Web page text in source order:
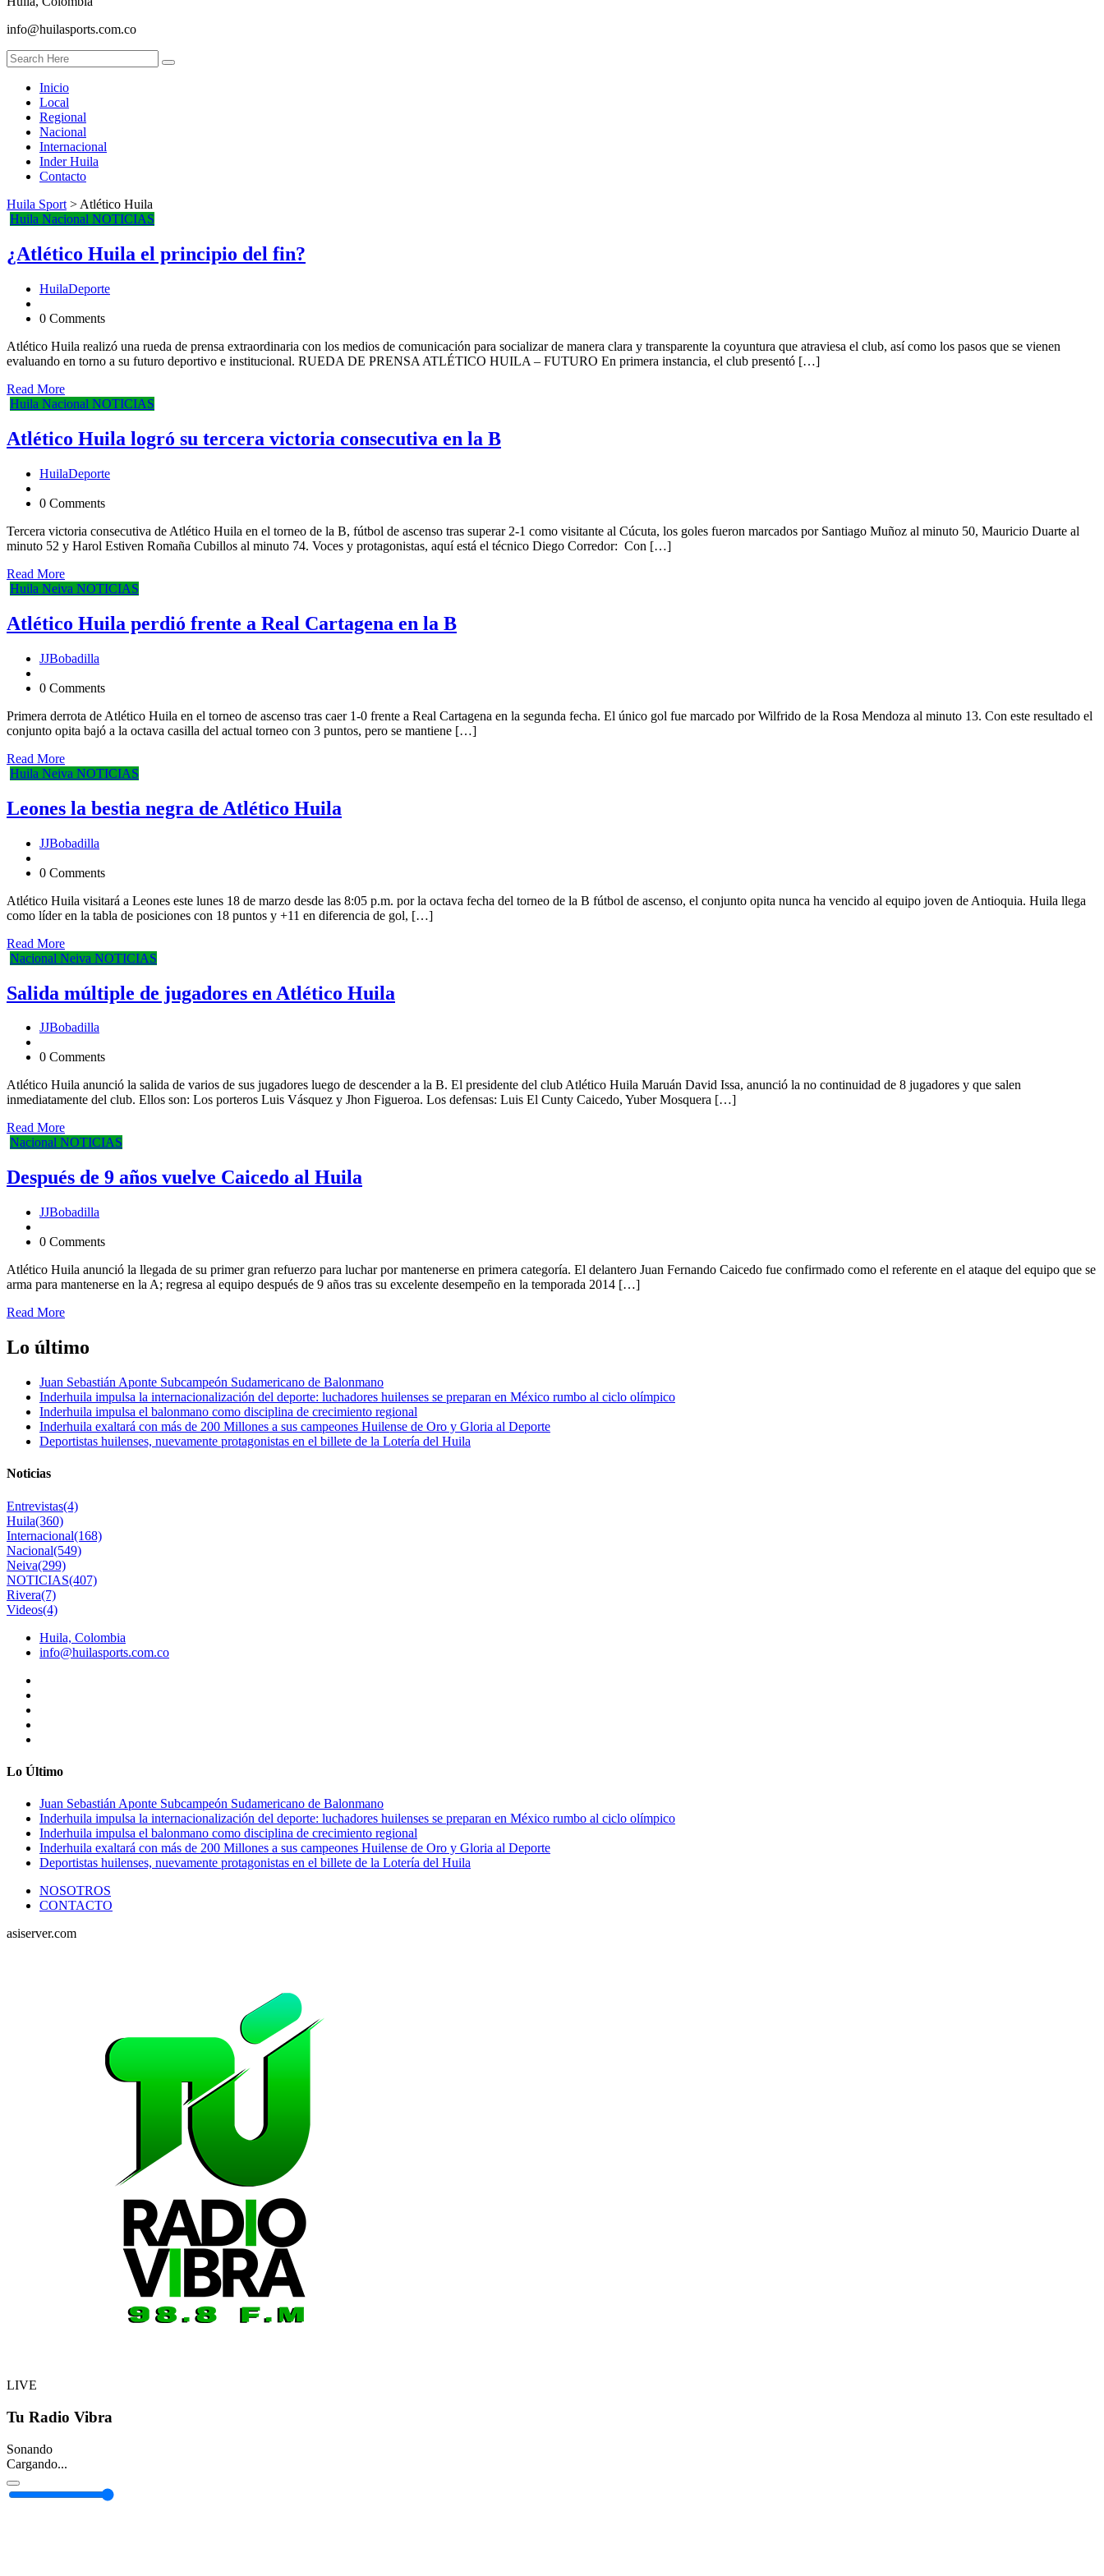
info@huilasports.com.co
Inicio
Local
Regional
Nacional
Internacional
Inder Huila
Contacto
Huila Sport > Atlético Huila
Huila Nacional NOTICIAS
¿Atlético Huila el principio del fin?
HuilaDeporte
0 Comments
Atlético Huila realizó una rueda de prensa extraordinaria con los medios de comunicación para socializar de manera clara y transparente la coyuntura que atraviesa el club, así como los pasos que se vienen
evaluando en torno a su futuro deportivo e institucional. RUEDA DE PRENSA ATLÉTICO HUILA – FUTURO En primera instancia, el club presentó […]
Read More
Huila Nacional NOTICIAS
Atlético Huila logró su tercera victoria consecutiva en la B
HuilaDeporte
0 Comments
Tercera victoria consecutiva de Atlético Huila en el torneo de la B, fútbol de ascenso tras superar 2-1 como visitante al Cúcuta, los goles fueron marcados por Santiago Muñoz al minuto 50, Mauricio Duarte al
minuto 52 y Harol Estiven Romaña Cubillos al minuto 74. Voces y protagonistas, aquí está el técnico Diego Corredor: Con […]
Read More
Huila Neiva NOTICIAS
Atlético Huila perdió frente a Real Cartagena en la B
JJBobadilla
0 Comments
Primera derrota de Atlético Huila en el torneo de ascenso tras caer 1-0 frente a Real Cartagena en la segunda fecha. El único gol fue marcado por Wilfrido de la Rosa Mendoza al minuto 13. Con este resultado el
conjunto opita bajó a la octava casilla del actual torneo con 3 puntos, pero se mantiene […]
Read More
Huila Neiva NOTICIAS
Leones la bestia negra de Atlético Huila
JJBobadilla
0 Comments
Atlético Huila visitará a Leones este lunes 18 de marzo desde las 8:05 p.m. por la octava fecha del torneo de la B fútbol de ascenso, el conjunto opita nunca ha vencido al equipo joven de Antioquia. Huila llega
como líder en la tabla de posiciones con 18 puntos y +11 en diferencia de gol, […]
Read More
Nacional Neiva NOTICIAS
Salida múltiple de jugadores en Atlético Huila
JJBobadilla
0 Comments
Atlético Huila anunció la salida de varios de sus jugadores luego de descender a la B. El presidente del club Atlético Huila Maruán David Issa, anunció la no continuidad de 8 jugadores y que salen
inmediatamente del club. Ellos son: Los porteros Luis Vásquez y Jhon Figueroa. Los defensas: Luis El Cunty Caicedo, Yuber Mosquera […]
Read More
Nacional NOTICIAS
Después de 9 años vuelve Caicedo al Huila
JJBobadilla
0 Comments
Atlético Huila anunció la llegada de su primer gran refuerzo para luchar por mantenerse en primera categoría. El delantero Juan Fernando Caicedo fue confirmado como el referente en el ataque del equipo que se
arma para mantenerse en la A; regresa al equipo después de 9 años tras su excelente desempeño en la temporada 2014 […]
Read More
Lo último
Juan Sebastián Aponte Subcampeón Sudamericano de Balonmano
Inderhuila impulsa la internacionalización del deporte: luchadores huilenses se preparan en México rumbo al ciclo olímpico
Inderhuila impulsa el balonmano como disciplina de crecimiento regional
Inderhuila exaltará con más de 200 Millones a sus campeones Huilense de Oro y Gloria al Deporte
Deportistas huilenses, nuevamente protagonistas en el billete de la Lotería del Huila
Noticias
Entrevistas(4)
Huila(360)
Internacional(168)
Nacional(549)
Neiva(299)
NOTICIAS(407)
Rivera(7)
Videos(4)
Huila, Colombia
info@huilasports.com.co
Lo Último
Juan Sebastián Aponte Subcampeón Sudamericano de Balonmano
Inderhuila impulsa la internacionalización del deporte: luchadores huilenses se preparan en México rumbo al ciclo olímpico
Inderhuila impulsa el balonmano como disciplina de crecimiento regional
Inderhuila exaltará con más de 200 Millones a sus campeones Huilense de Oro y Gloria al Deporte
Deportistas huilenses, nuevamente protagonistas en el billete de la Lotería del Huila
NOSOTROS
CONTACTO
asiserver.com
LIVE
Tu Radio Vibra
Sonando
Cargando...